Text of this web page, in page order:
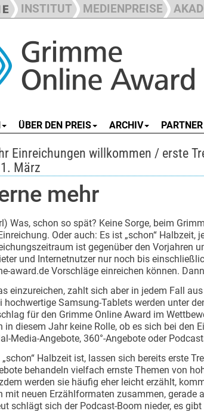
INSTITUT MEDIENPREISE
ÜBER DEN PREIS ARCHIV PARTNER
Einreichungen willkommen / erste
März
mehr
Was, schon so spät? Keine Sorge, beim
Oder auch: Es ist „schon“ Halbzeit,
ist gegenüber den Vorjahren
und Internetnutzer nur noch bis
award.de Vorschläge einreichen können.
einzureichen, zahlt sich aber in jedem Fall
hochwertige Samsung-Tablets werden unter
für den Grimme Online Award im
in diesem Jahr keine Rolle, ob es sich bei den
Media-Angebote, 360°-Angebote oder
„schon“ Halbzeit ist, lassen sich bereits erste
behandeln vielfach ernste Themen von
werden sie häufig eher leicht erzählt,
mit neuen Erzählformaten zusammen, gerade
schlägt sich der Podcast-Boom nieder, es